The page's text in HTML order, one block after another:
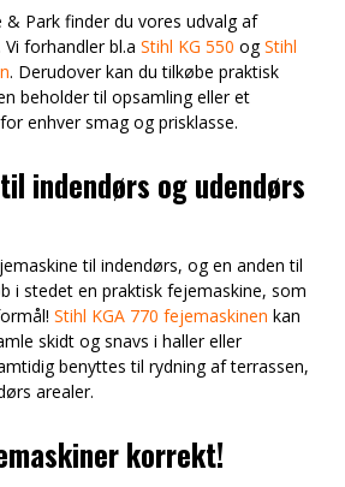
& Park finder du vores udvalg af
Vi forhandler bl.aStihl KG 550 ogStihl
. Derudover kan du tilkøbe praktisk
beholder til opsamling eller et
enhver smag og prisklasse.
indendørs og udendørs
til indendørs, og en anden til
i stedet en praktisk fejemaskine, som
Stihl KGA 770 fejemaskinen kan
skidt og snavs i haller eller
benyttes til rydning af terrassen,
arealer.
korrekt!